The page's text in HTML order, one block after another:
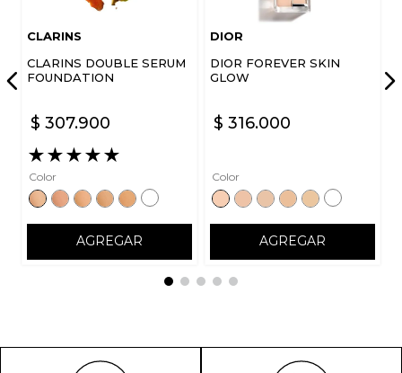
CLARINS
CLARINS DOUBLE SERUM
FOUNDATION
$ 307.900
★★★★★
Color
AGREGAR
DIOR
DIOR FOREVER SKIN
GLOW
$ 316.000
Color
AGREGAR